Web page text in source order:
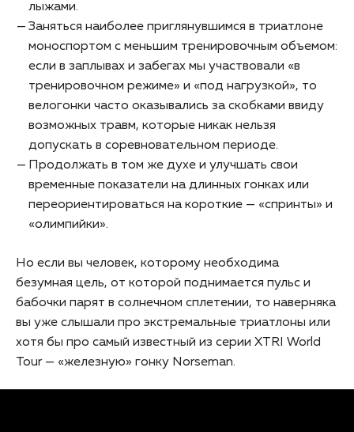
лыжами.
Заняться наиболее приглянувшимся в триатлоне
моноспортом с меньшим тренировочным объемом:
если в заплывах и забегах мы участвовали «в
тренировочном режиме» и «под нагрузкой», то
велогонки часто оказывались за скобками ввиду
возможных травм, которые никак нельзя
допускать в соревновательном периоде.
Продолжать в том же духе и улучшать свои
временные показатели на длинных гонках или
переориентироваться на короткие — «спринты» и
«олимпийки».
Но если вы человек, которому необходима
безумная цель, от которой поднимается пульс и
бабочки парят в солнечном сплетении, то наверняка
вы уже слышали про экстремальные триатлоны или
хотя бы про самый известный из серии XTRI World
Tour — «железную» гонку Norseman.